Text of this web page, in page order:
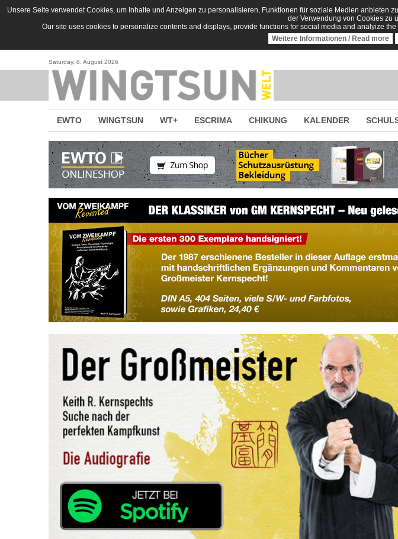
Direkt zum Inhalt
Unsere Seite verwendet Cookies, um Inhalte und Anzeigen zu personalisieren, Funktionen für soziale Medien
der Verwendung von Cookies zu
Our site uses cookies to personalize contents and displays, provide functions for social media and analyize
Weitere Informationen / Read more
Saturday, 8. August 2026
EWTO WINGTSUN WT+ ESCRIMA CHIKUNG KALENDER